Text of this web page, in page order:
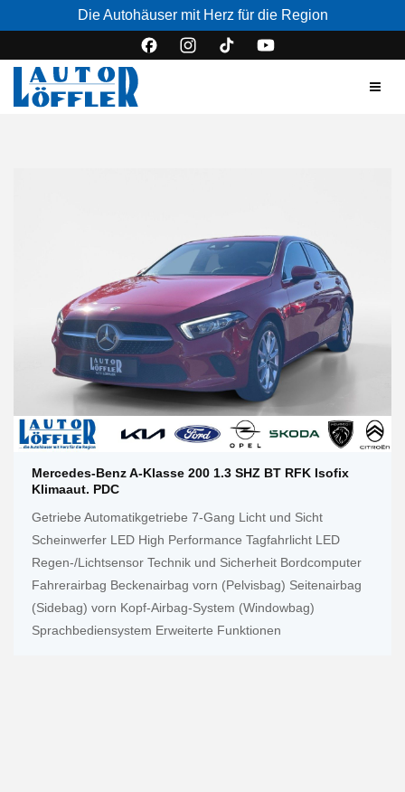
Die Autohäuser mit Herz für die Region
Mercedes-Benz A-Klasse 200 1.3 SHZ BT RFK Isofix
Klimaaut. PDC
Getriebe Automatikgetriebe 7-Gang Licht und Sicht
Scheinwerfer LED High Performance Tagfahrlicht LED
Regen-/Lichtsensor Technik und Sicherheit Bordcomputer
Fahrerairbag Beckenairbag vorn (Pelvisbag) Seitenairbag
(Sidebag) vorn Kopf-Airbag-System (Windowbag)
Sprachbediensystem Erweiterte Funktionen